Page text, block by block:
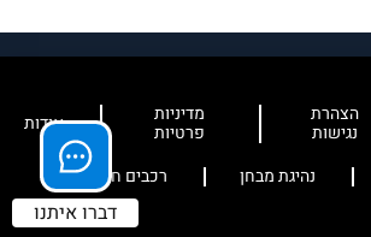
הצהרת
נגישות
מדיניות
פרטיות אודות
נהיגת מבחן רכבים חשמליים
דברו איתנו